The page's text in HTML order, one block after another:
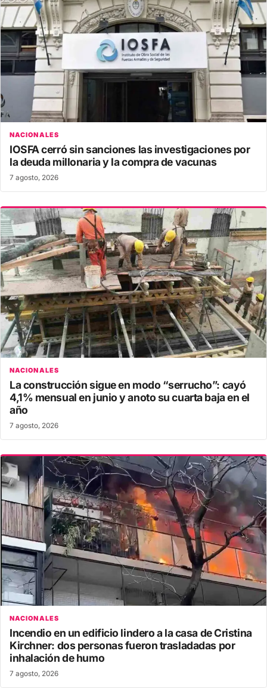
NACIONALES
IOSFA cerró sin sanciones las investigaciones por
la deuda millonaria y la compra de vacunas
7 agosto, 2026
NACIONALES
La construcción sigue en modo “serrucho”: cayó
4,1% mensual en junio y anoto su cuarta baja en el
año
7 agosto, 2026
NACIONALES
Incendio en un edificio lindero a la casa de Cristina
Kirchner: dos personas fueron trasladadas por
inhalación de humo
7 agosto, 2026